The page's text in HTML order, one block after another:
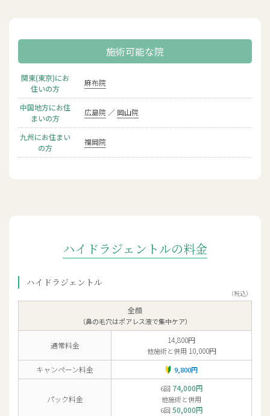
施術可能な院
関東(東京)にお
住いの方
麻布院
中国地方にお住
まいの方
広島院 岡山院
九州にお住まい
の方
福岡院
ハイドラジェントルの料金
ハイドラジェントル
（税込）
全顔
（鼻の毛穴はポアレス液で集中ケア）
通常料金
14,800円
他施術と併用 10,000円
キャンペーン料金
9,800円
パック料金
6回74,000円
他施術と併用
6回50,000円